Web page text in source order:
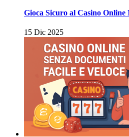
Gioca Sicuro al Casino
15 Dic 2025